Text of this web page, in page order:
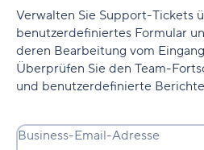
Verwalten Sie Support-Tickets
benutzerdefiniertes Formular
deren Bearbeitung vom
Überprüfen Sie den Team-
und benutzerdefinierte
Business-Email-Adresse